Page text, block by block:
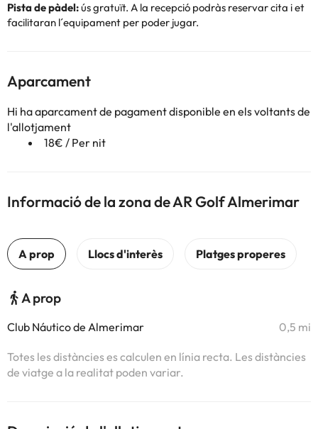
Pista de pàdel:ús gratuït. A la recepció podràs reservar cita i et
facilitaran l´equipament per poder jugar.
Aparcament
Hi ha aparcament de pagament disponible en els voltants de
l'allotjament
18€ / Per nit
Informació de la zona de AR Golf Almerimar
A prop
Club Náutico de Almerimar 0,5 mi
Totes les distàncies es calculen en línia recta. Les distàncies
de viatge a la realitat poden variar.